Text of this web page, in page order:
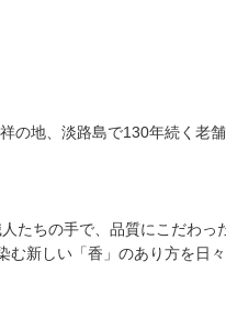
の地、淡路島で130年続く老
たちの手で、品質にこだわ
む新しい「香」のあり方を日